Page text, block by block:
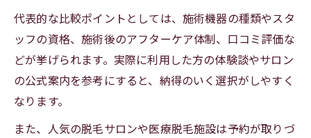
代表的な比較ポイントとしては、施術機器の種類やスタ
ッフの資格、施術後のアフターケア体制、口コミ評価な
どが挙げられます。実際に利用した方の体験談やサロン
の公式案内を参考にすると、納得のいく選択がしやすく
なります。
また、人気の脱毛サロンや医療脱毛施設は予約が取りづ